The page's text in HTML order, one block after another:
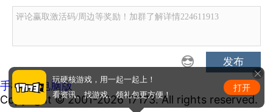
评论赢取激活码/周边等奖励！加群了解详情224611913
发布
手机版|电脑版
Copyright © 2001-2026 17173. All rights reserved.
玩硬核游戏，用一起一起上！
看资讯、找游戏、领礼包更方便！
打开